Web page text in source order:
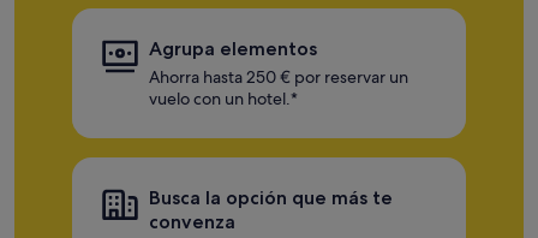
Agrupa elementos
Ahorra hasta 250 € por reservar un
vuelo con un hotel.*
Busca la opción que más te
convenza